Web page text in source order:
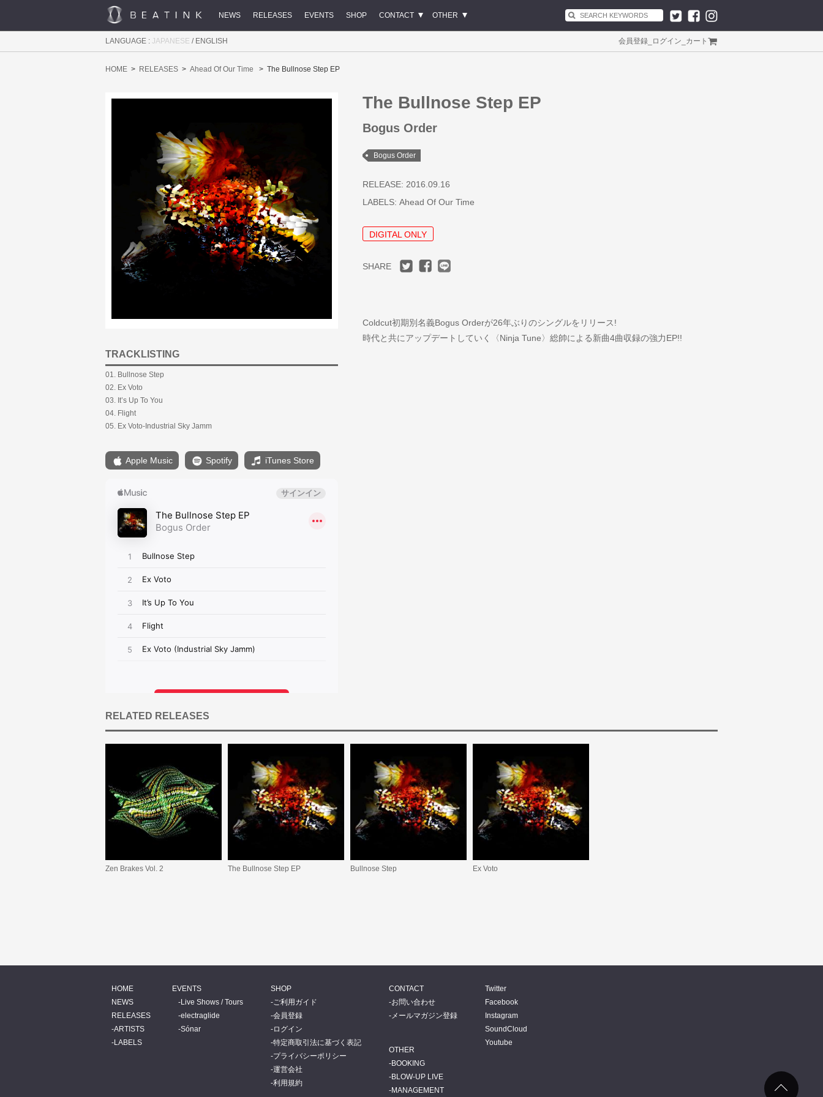
NEWS RELEASES EVENTS SHOP CONTACT OTHER
LANGUAGE : JAPANESE / ENGLISH 会員登録 ログイン カート
HOME RELEASES Ahead Of Our Time The Bullnose Step EP
The Bullnose Step EP
Bogus Order
Bogus Order
RELEASE: 2016.09.16
LABELS: Ahead Of Our Time
DIGITAL ONLY
SHARE
Coldcut初期別名義Bogus Orderが26年ぶりのシングルをリリース!
時代と共にアップデートしていく〈Ninja Tune〉総帥による新曲4曲収録の強力EP!!
TRACKLISTING
01. Bullnose Step
02. Ex Voto
03. It’s Up To You
04. Flight
05. Ex Voto-Industrial Sky Jamm
Apple Music Spotify iTunes Store
RELATED RELEASES
Zen Brakes Vol. 2 The Bullnose Step EP Bullnose Step Ex Voto
HOME
NEWS
RELEASES
ARTISTS
LABELS
EVENTS
Live Shows / Tours
electraglide
Sónar
SHOP
ご利用ガイド
会員登録
ログイン
特定商取引法に基づく表記
プライバシーポリシー
運営会社
利用規約
CONTACT
お問い合わせ
メールマガジン登録
OTHER
BOOKING
BLOW-UP LIVE
MANAGEMENT
Twitter
Facebook
Instagram
SoundCloud
Youtube